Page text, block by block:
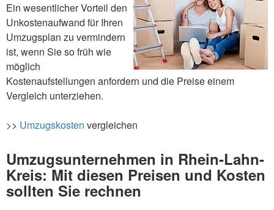
Ein wesentlicher Vorteil den
Unkostenaufwand für Ihren
Umzugsplan zu vermindern
ist, wenn Sie so früh wie
möglich
Kostenaufstellungen anfordern und die Preise einem
Vergleich unterziehen.
>> Umzugskosten vergleichen
Umzugsunternehmen in Rhein-Lahn-
Kreis: Mit diesen Preisen und Kosten
sollten Sie rechnen